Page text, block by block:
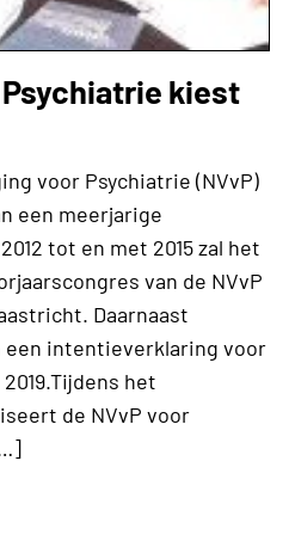
kiest
voor Psychiatrie (NVvP)
een meerjarige
tot en met 2015 zal het
van de NVvP
Daarnaast
intentieverklaring voor
het
de NVvP voor